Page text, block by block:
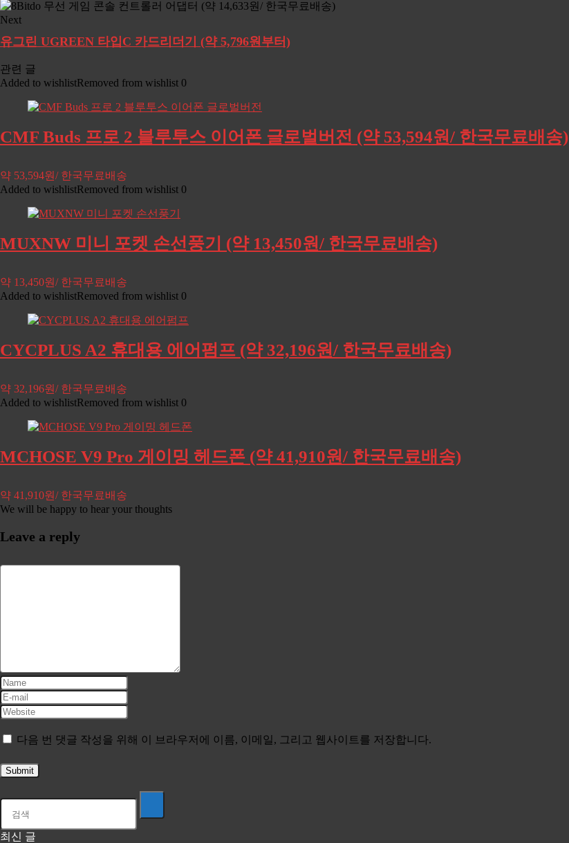
Next
유그린 UGREEN 타입C 카드리더기 (약 5,796원부터)
관련 글
Added to wishlistRemoved from wishlist 0
CMF Buds 프로 2 블루투스 이어폰 글로벌버전 (약 53,594원/ 한국무료배송)
약 53,594원/ 한국무료배송
Added to wishlistRemoved from wishlist 0
MUXNW 미니 포켓 손선풍기 (약 13,450원/ 한국무료배송)
약 13,450원/ 한국무료배송
Added to wishlistRemoved from wishlist 0
CYCPLUS A2 휴대용 에어펌프 (약 32,196원/ 한국무료배송)
약 32,196원/ 한국무료배송
Added to wishlistRemoved from wishlist 0
MCHOSE V9 Pro 게이밍 헤드폰 (약 41,910원/ 한국무료배송)
약 41,910원/ 한국무료배송
We will be happy to hear your thoughts
Leave a reply
다음 번 댓글 작성을 위해 이 브라우저에 이름, 이메일, 그리고 웹사이트를 저장합니다.
최신 글